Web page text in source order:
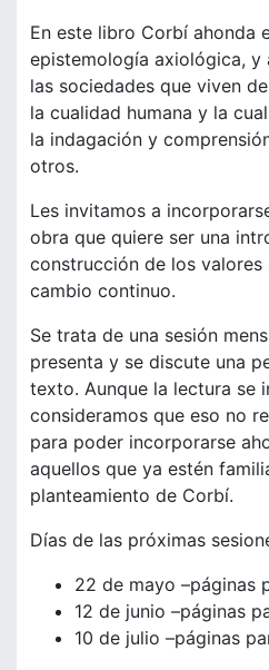
En este libro Corbí ahonda
epistemología axiológica, y
las sociedades que viven
la cualidad humana y la
la indagación y
otros.
Les invitamos a
obra que quiere ser una
construcción de los
cambio continuo.
Se trata de una sesión
presenta y se discute una
texto. Aunque la lectura se
consideramos que eso no
para poder incorporarse
aquellos que ya estén
planteamiento de Corbí.
Días de las próximas
22 de mayo –páginas
12 de junio –páginas
10 de julio –páginas